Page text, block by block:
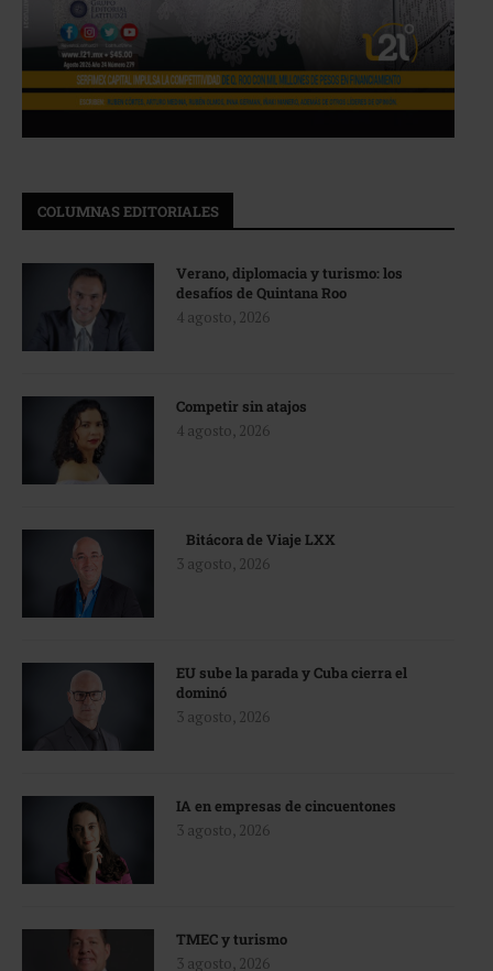
COLUMNAS EDITORIALES
Verano, diplomacia y turismo: los
desafíos de Quintana Roo
4 agosto, 2026
Competir sin atajos
4 agosto, 2026
Bitácora de Viaje LXX
3 agosto, 2026
EU sube la parada y Cuba cierra el
dominó
3 agosto, 2026
IA en empresas de cincuentones
3 agosto, 2026
TMEC y turismo
3 agosto, 2026